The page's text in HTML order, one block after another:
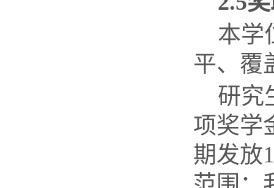
本学
平、覆
研究
项奖学
期发放1